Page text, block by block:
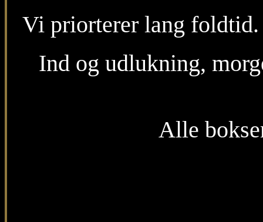
Vi priorterer lang foldtid.
Ind og udlukning,
Alle